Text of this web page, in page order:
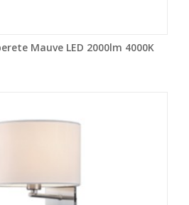
Mauve LED 2000lm 4000K